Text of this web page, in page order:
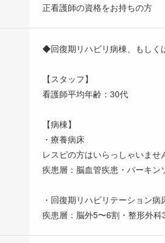
正看護師の資格をお持ちの方
◆回復期リハビリ病棟、もしく
【スタッフ】
看護師平均年齢：30代
【病棟】
・療養病床
レスピの方はいらっしゃいませ
疾患層：脳血管疾患・パーキン
・回復期リハビリテーション病
疾患層：脳外5〜6割・整形外